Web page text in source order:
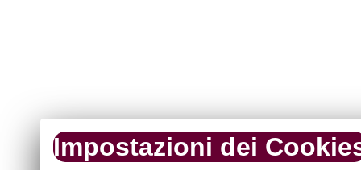
Impostazioni dei